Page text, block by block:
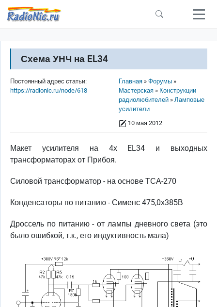
Перейти к основному содержанию
Схема УНЧ на EL34
Строка навигации
Главная
Форумы
Мастерская
Конструкции
радиолюбителей
Ламповые
усилители
10 мая 2012
Постоянный адрес статьи:
https://radionic.ru/node/618
Макет усилителя на 4х EL34 и выходных
трансформаторах от Прибоя.
Силовой трансформатор - на основе ТСА-270
Конденсаторы по питанию - Сименс 475,0х385В
Дроссель по питанию - от лампы дневного света (это
было ошибкой, т.к., его индуктивность мала)